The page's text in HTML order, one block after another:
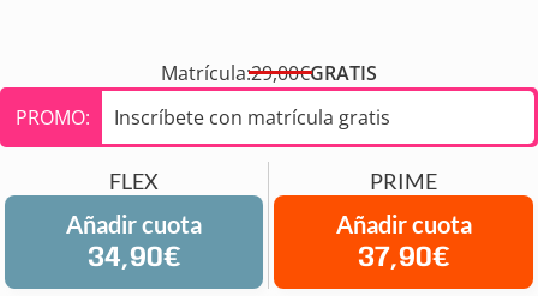
Matrícula:29,00€GRATIS
PROMO:
Inscríbete con matrícula gratis
FLEX
Añadir cuota
34,90€
PRIME
Añadir cuota
37,90€